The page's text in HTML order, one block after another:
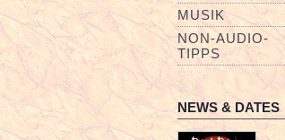
MUSIK
NON-AUDIO-
TIPPS
NEWS & DATES